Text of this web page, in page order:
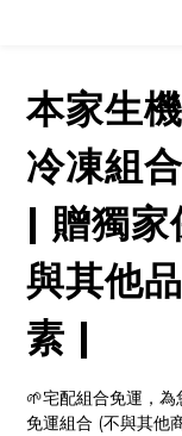
本家生
冷凍組
| 贈獨
與其他
素 |
🌱宅配組合免運，為
免運組合 (不與其他